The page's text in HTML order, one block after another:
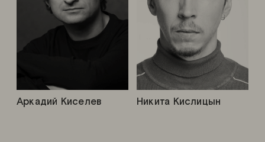
Никита Кислицын
Аркадий Киселев